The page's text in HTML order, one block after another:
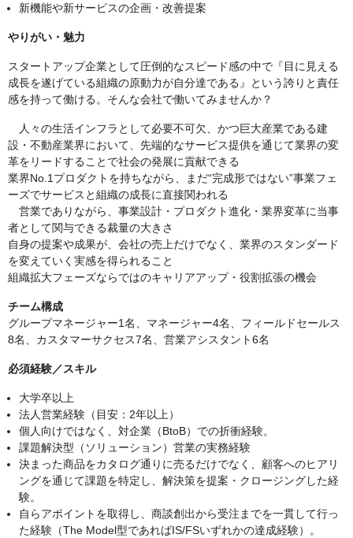
新機能や新サービスの企画・改善提案
やりがい・魅力
スタートアップ企業として圧倒的なスピード感の中で『目に見える
成長を遂げている組織の原動力が自分達である』という誇りと責任
感を持って働ける。そんな会社で働いてみませんか？
人々の生活インフラとして必要不可欠、かつ巨大産業である建
設・不動産業界において、先端的なサービス提供を通じて業界の変
革をリードすることで社会の発展に貢献できる
業界No.1プロダクトを持ちながら、まだ“完成形ではない”事業フェ
ーズでサービスと組織の成長に直接関われる
営業でありながら、事業設計・プロダクト進化・業界変革に当事
者として関与できる裁量の大きさ
自身の提案や成果が、会社の売上だけでなく、業界のスタンダード
を変えていく実感を得られること
組織拡大フェーズならではのキャリアアップ・役割拡張の機会
チーム構成
グループマネージャー1名、マネージャー4名、フィールドセールス
8名、カスタマーサクセス7名、営業アシスタント6名
必須経験／スキル
大学卒以上
法人営業経験（目安：2年以上）
個人向けではなく、対企業（BtoB）での折衝経験。
課題解決型（ソリューション）営業の実務経験
決まった商品をカタログ通りに売るだけでなく、顧客へのヒアリ
ングを通じて課題を特定し、解決策を提案・クロージングした経
験。
自らアポイントを取得し、商談創出から受注までを一貫して行っ
た経験（The Model型であればIS/FSいずれかの達成経験）。